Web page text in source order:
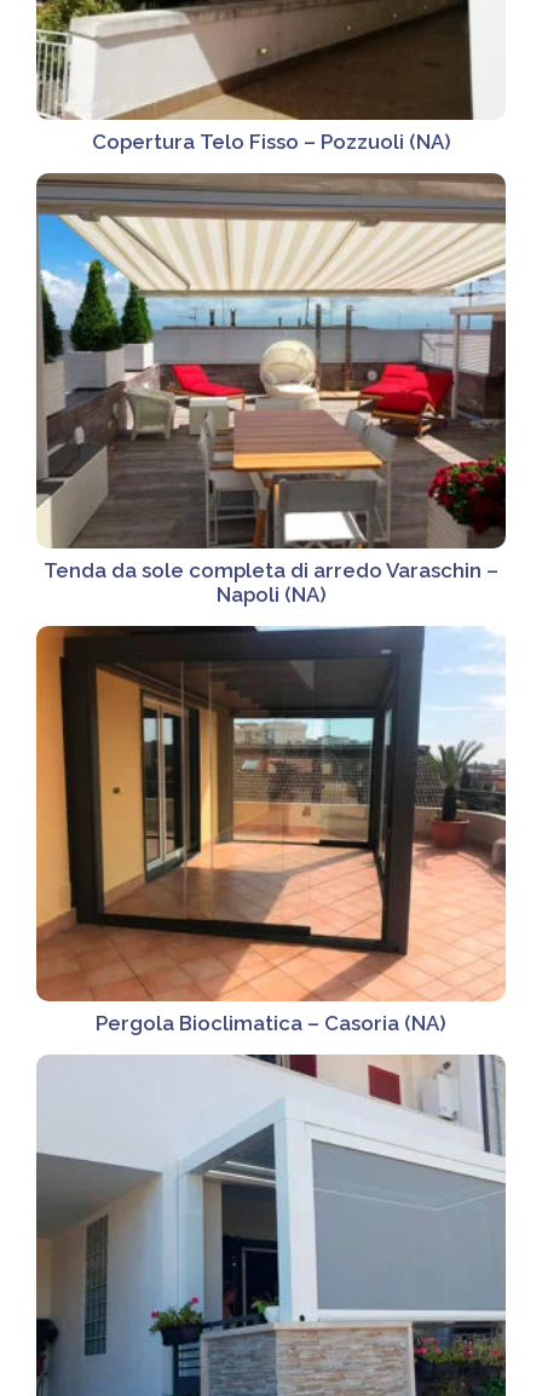
Copertura Telo Fisso – Pozzuoli (NA)
Tenda da sole completa di arredo Varaschin –
Napoli (NA)
Pergola Bioclimatica – Casoria (NA)